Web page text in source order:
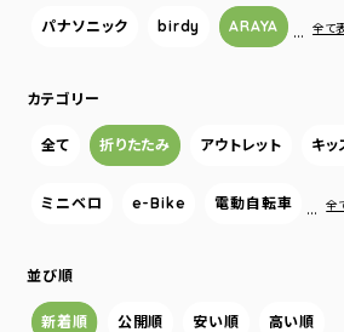
パナソニック birdy ARAYA … 全て
カテゴリー
全て 折りたたみ アウトレット キ
ミニベロ e-Bike 電動自転車 … 全
並び順
新着順 公開順 安い順 高い順